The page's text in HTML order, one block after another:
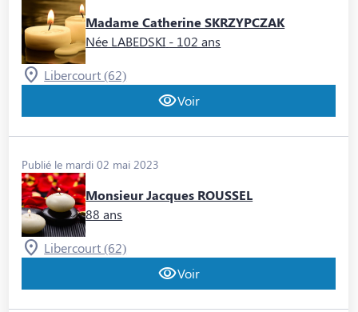
Madame Catherine SKRZYPCZAK
Née LABEDSKI - 102 ans
Libercourt (62)
Voir
Publié le mardi 02 mai 2023
Monsieur Jacques ROUSSEL
88 ans
Libercourt (62)
Voir